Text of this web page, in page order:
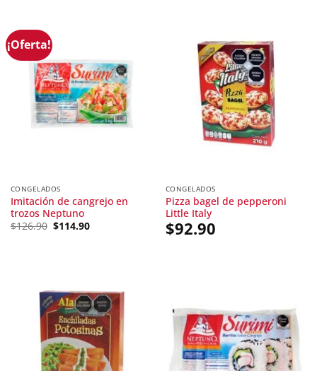
¡Oferta!
CONGELADOS
Imitación de cangrejo en
trozos Neptuno
$126.90 Original
price
$114.90Current
price
CONGELADOS
Pizza bagel de pepperoni
Little Italy
$92.90